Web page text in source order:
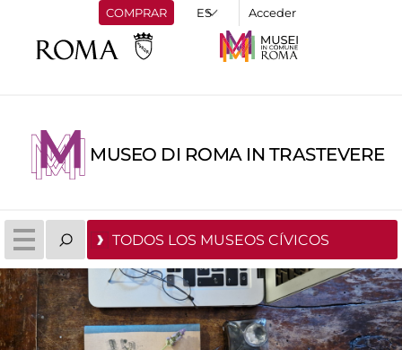
COMPRAR Acceder
MUSEO DI ROMA IN TRASTEVERE
TODOS LOS MUSEOS CÍVICOS